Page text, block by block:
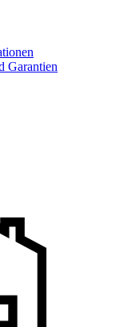
Garantien